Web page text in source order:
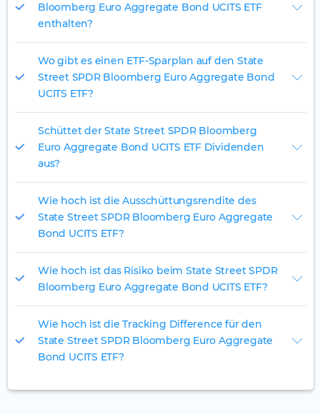
Bloomberg Euro Aggregate Bond UCITS ETF
enthalten?
Wo gibt es einen ETF-Sparplan auf den State
Street SPDR Bloomberg Euro Aggregate Bond
UCITS ETF?
Schüttet der State Street SPDR Bloomberg
Euro Aggregate Bond UCITS ETF Dividenden
aus?
Wie hoch ist die Ausschüttungsrendite des
State Street SPDR Bloomberg Euro Aggregate
Bond UCITS ETF?
Wie hoch ist das Risiko beim State Street SPDR
Bloomberg Euro Aggregate Bond UCITS ETF?
Wie hoch ist die Tracking Difference für den
State Street SPDR Bloomberg Euro Aggregate
Bond UCITS ETF?